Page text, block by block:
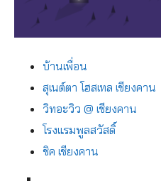
บ้านเพื่อน
สุเนต์ตา โฮสเทล เชียงคาน
วิทอะวิว @ เชียงคาน
โรงแรมพูลสวัสดิ์
ชิค เชียงคาน